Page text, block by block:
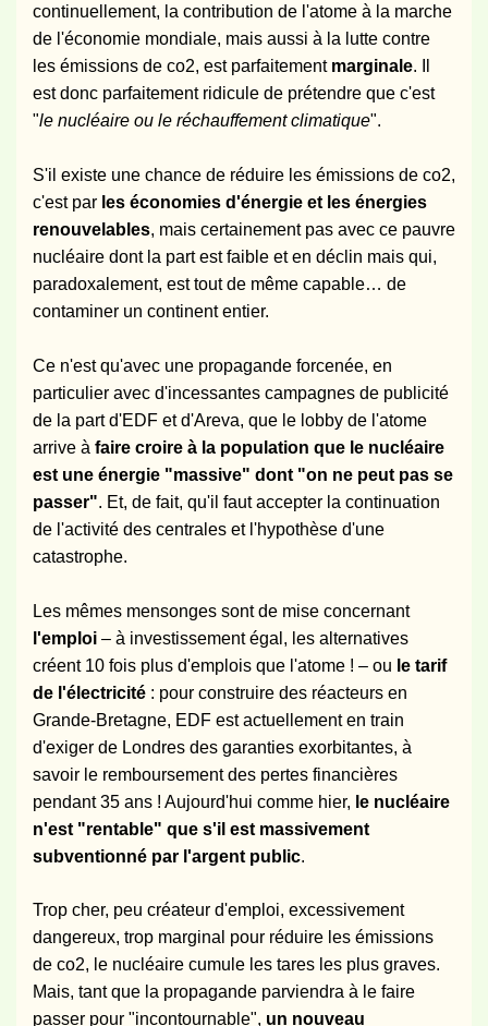
continuellement, la contribution de l'atome à la marche
de l'économie mondiale, mais aussi à la lutte contre
les émissions de co2, est parfaitement marginale. Il
est donc parfaitement ridicule de prétendre que c'est
"le nucléaire ou le réchauffement climatique".
S'il existe une chance de réduire les émissions de co2,
c'est par les économies d'énergie et les énergies
renouvelables, mais certainement pas avec ce pauvre
nucléaire dont la part est faible et en déclin mais qui,
paradoxalement, est tout de même capable… de
contaminer un continent entier.
Ce n'est qu'avec une propagande forcenée, en
particulier avec d'incessantes campagnes de publicité
de la part d'EDF et d'Areva, que le lobby de l'atome
arrive à faire croire à la population que le nucléaire
est une énergie "massive" dont "on ne peut pas se
passer". Et, de fait, qu'il faut accepter la continuation
de l'activité des centrales et l'hypothèse d'une
catastrophe.
Les mêmes mensonges sont de mise concernant
l'emploi – à investissement égal, les alternatives
créent 10 fois plus d'emplois que l'atome ! – ou le tarif
de l'électricité : pour construire des réacteurs en
Grande-Bretagne, EDF est actuellement en train
d'exiger de Londres des garanties exorbitantes, à
savoir le remboursement des pertes financières
pendant 35 ans ! Aujourd'hui comme hier, le nucléaire
n'est "rentable" que s'il est massivement
subventionné par l'argent public.
Trop cher, peu créateur d'emploi, excessivement
dangereux, trop marginal pour réduire les émissions
de co2, le nucléaire cumule les tares les plus graves.
Mais, tant que la propagande parviendra à le faire
passer pour "incontournable", un nouveau